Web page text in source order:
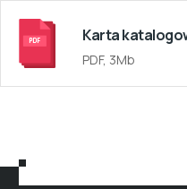
Karta
PDF, 3Mb